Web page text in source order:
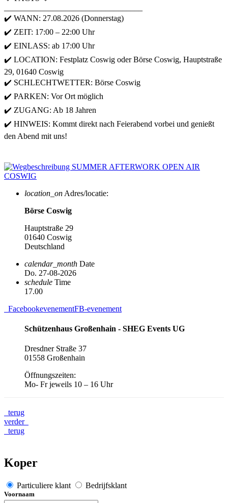
✔️ WANN: 27.08.2026 (Donnerstag)
✔️ ZEIT: 17:00 – 22:00 Uhr
✔️ EINLASS: ab 17:00 Uhr
✔️ LOCATION: Festplatz Coswig oder Börse Coswig, Hauptstraße
29, 01640 Coswig
✔️ SCHLECHTWETTER: Börse Coswig
✔️ PARKEN: Vor Ort möglich
✔️ ZUGANG: Ab 18 Jahren
✔️ HINWEIS: Kommt direkt nach Feierabend vorbei und genießt
den Abend mit uns!
location_on Adres/locatie:
Börse Coswig
Hauptstraße 29
01640 Coswig
Deutschland
calendar_month Date
Do. 27-08-2026
schedule Time
17.00
FacebookevenementFB-evenement
Schützenhaus Großenhain - SHEG Events UG
Dresdner Straße 37
01558 Großenhain
Öffnungszeiten:
Mo- Fr jeweils 10 – 16 Uhr
terug
verder
terug
Koper
Particuliere klant Bedrijfsklant
Voornaam